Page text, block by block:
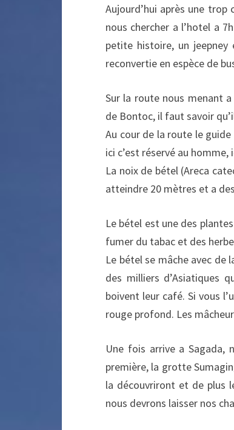
Aujourd’hui après une
nous chercher a l’hotel a
petite histoire, un jeepney
reconvertie en espèce de
Sur la route nous menant
de Bontoc, il faut savoir
Au cour de la route le
ici c’est réservé au
La noix de bétel (Areca
atteindre 20 mètres et a
Le bétel est une des
fumer du tabac et des
Le bétel se mâche avec de
des milliers d’Asiatiques
boivent leur café. Si vous
rouge profond. Les
Une fois arrive a Sagada,
première, la grotte
la découvriront et de plus
nous devrons laisser nos